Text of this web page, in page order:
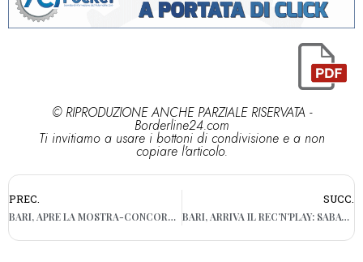
© RIPRODUZIONE ANCHE PARZIALE RISERVATA -
Borderline24.com
Ti invitiamo a usare i bottoni di condivisione e a non
copiare l'articolo.
PREC.
BARI, APRE LA MOSTRA-CONCORSO DI FOTOGRAFIA “PALABRA EN EL MUNDO”
SUCC.
BARI, ARRIVA IL REC’N’PLAY: SABATO E DOMENICA LE SEMIFINALI PER BAND MUSICALI EMERGENTI ALL’OFFICINA DEGLI ESORDI